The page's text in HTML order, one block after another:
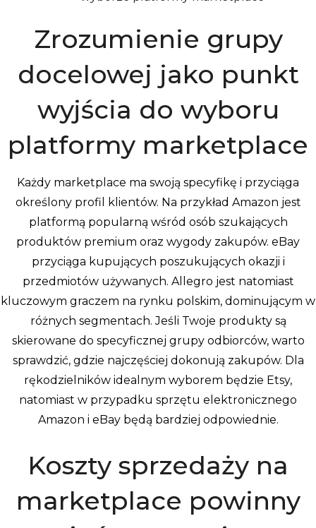
Zrozumienie grupy
docelowej jako punkt
wyjścia do wyboru
platformy marketplace
Każdy marketplace ma swoją specyfikę i przyciąga
określony profil klientów. Na przykład Amazon jest
platformą popularną wśród osób szukających
produktów premium oraz wygody zakupów. eBay
przyciąga kupujących poszukujących okazji i
przedmiotów używanych. Allegro jest natomiast
kluczowym graczem na rynku polskim, dominującym w
różnych segmentach. Jeśli Twoje produkty są
skierowane do specyficznej grupy odbiorców, warto
sprawdzić, gdzie najczęściej dokonują zakupów. Dla
rękodzielników idealnym wyborem będzie Etsy,
natomiast w przypadku sprzętu elektronicznego
Amazon i eBay będą bardziej odpowiednie.
Koszty sprzedaży na
marketplace powinny